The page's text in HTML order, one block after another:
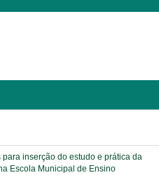
para inserção do estudo e prática da
Escola Municipal de Ensino